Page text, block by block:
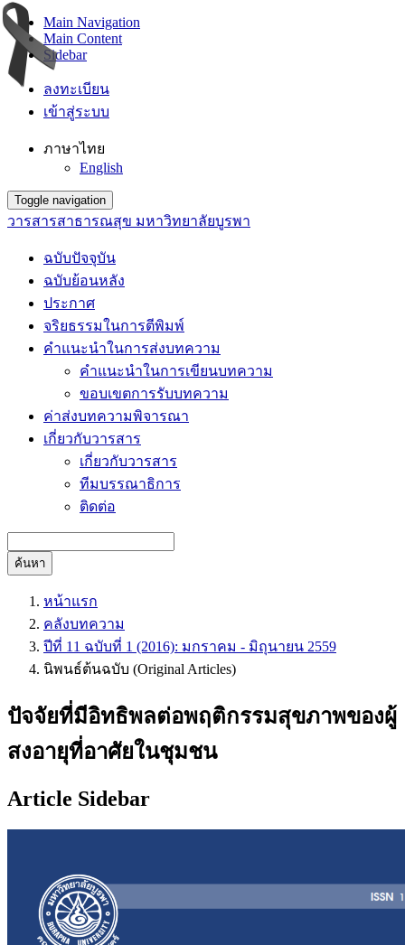
Main Navigation
Main Content
Sidebar
ลงทะเบียน
เข้าสู่ระบบ
ภาษาไทย
English
Toggle navigation
วารสารสาธารณสุข มหาวิทยาลัยบูรพา
ฉบับปัจจุบัน
ฉบับย้อนหลัง
ประกาศ
จริยธรรมในการตีพิมพ์
คำแนะนำในการส่งบทความ
คำแนะนำในการเขียนบทความ
ขอบเขตการรับบทความ
ค่าส่งบทความพิจารณา
เกี่ยวกับวารสาร
เกี่ยวกับวารสาร
ทีมบรรณาธิการ
ติดต่อ
ค้นหา
หน้าแรก
คลังบทความ
ปีที่ 11 ฉบับที่ 1 (2016): มกราคม - มิถุนายน 2559
นิพนธ์ต้นฉบับ (Original Articles)
ปัจจัยที่มีอิทธิพลต่อพฤติกรรมสุขภาพของผู้
สงอายุที่อาศัยในชุมชน
Article Sidebar